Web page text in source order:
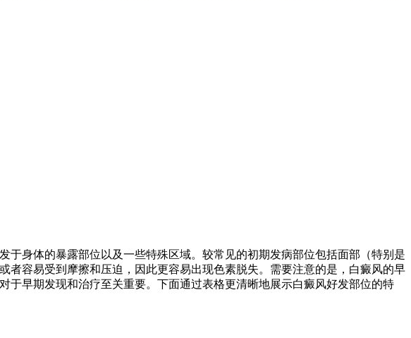
身体的暴露部位以及一些特殊区域。较常见的初期发病部位包括面部（特别是
容易受到摩擦和压迫，因此更容易出现色素脱失。需要注意的是，白癜风的早
早期发现和治疗至关重要。下面通过表格更清晰地展示白癜风好发部位的特